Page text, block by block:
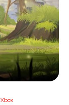
Xbox